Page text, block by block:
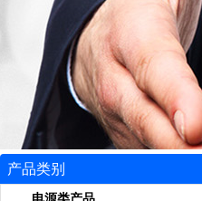
产品类别